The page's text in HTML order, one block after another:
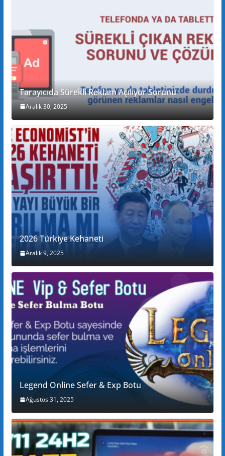
Tarayıcıda Sürekli Reklam Açılıyor Sorunu
Aralık 30, 2025
2026 Türkiye Kehaneti
Aralık 9, 2025
Legend Online Sefer & Exp Botu
Ağustos 31, 2025